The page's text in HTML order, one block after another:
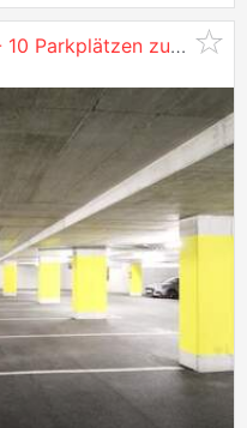
Es besteht die Möglichkeit 1 - 10 Parkplätzen zukaufen